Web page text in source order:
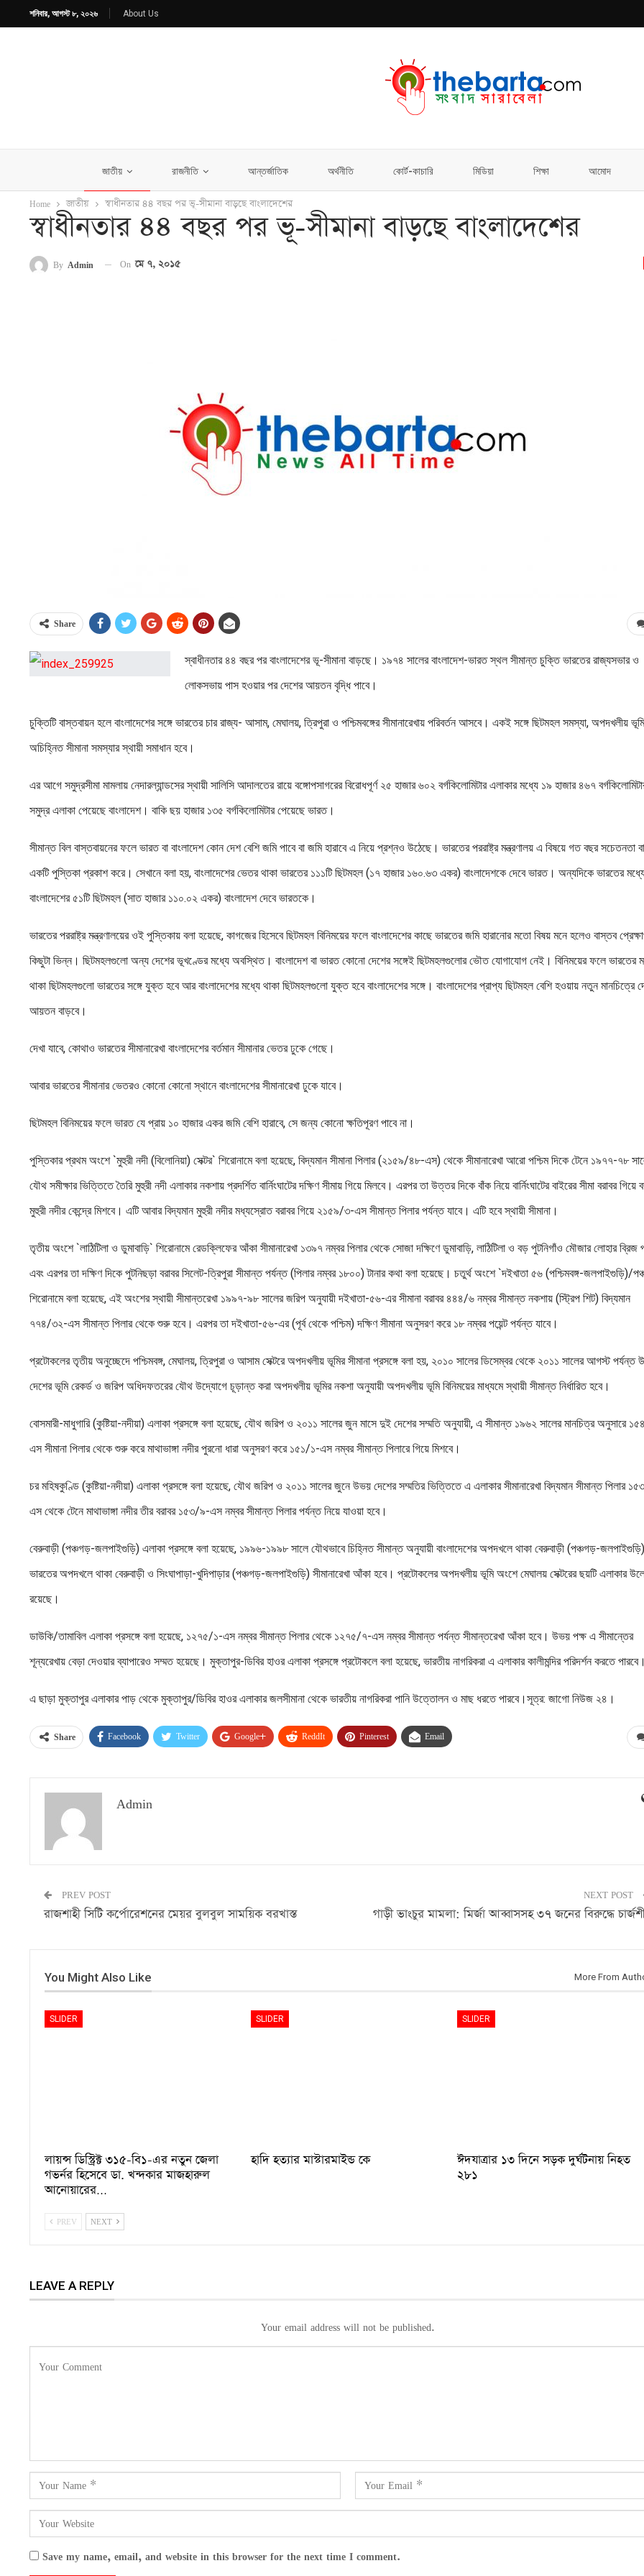
শনিবার, আগস্ট ৮, ২০২৬ About Us
জাতীয় রাজনীতি আন্তর্জাতিক অর্থনীতি কোর্ট-কাচারি মিডিয়া শিক্ষা আমোদ
Home জাতীয় স্বাধীনতার ৪৪ বছর পর ভূ-সীমানা বাড়ছে বাংলাদেশের
স্বাধীনতার ৪৪ বছর পর ভূ-সীমানা বাড়ছে বাংলাদেশের
By Admin On মে ৭, ২০১৫
Share
স্বাধীনতার ৪৪ বছর পর বাংলাদেশের ভূ-সীমানা বাড়ছে। ১৯৭৪ সালের বাংলাদেশ-ভারত স্থল সীমান্ত চুক্তি ভারতের রাজ্যসভার ও
লোকসভায় পাস হওয়ার পর দেশের আয়তন বৃদ্ধি পাবে।
চুক্তিটি বাস্তবায়ন হলে বাংলাদেশের সঙ্গে ভারতের চার রাজ্য- আসাম, মেঘালয়, ত্রিপুরা ও পশ্চিমবঙ্গের সীমানারেখায় পরিবর্তন আসবে। একই সঙ্গে ছিটমহল সমস্যা, অপদখলীয়
অচিহ্নিত সীমানা সমস্যার স্থায়ী সমাধান হবে।
এর আগে সমুদ্রসীমা মামলায় নেদারল্যান্ডসের স্থায়ী সালিসি আদালতের রায়ে বঙ্গোপসাগরের বিরোধপূর্ণ ২৫ হাজার ৬০২ বর্গকিলোমিটার এলাকার মধ্যে ১৯ হাজার ৪৬৭
সমুদ্র এলাকা পেয়েছে বাংলাদেশ। বাকি ছয় হাজার ১৩৫ বর্গকিলোমিটার পেয়েছে ভারত।
সীমান্ত বিল বাস্তবায়নের ফলে ভারত বা বাংলাদেশ কোন দেশ বেশি জমি পাবে বা জমি হারাবে এ নিয়ে প্রশ্নও উঠেছে। ভারতের পররাষ্ট্র মন্ত্রণালয় এ বিষয়ে গত বছর সচেতনতা
একটি পুস্তিকা প্রকাশ করে। সেখানে বলা হয়, বাংলাদেশের ভেতর থাকা ভারতের ১১১টি ছিটমহল (১৭ হাজার ১৬০.৬৩ একর) বাংলাদেশকে দেবে ভারত। অন্যদিকে ভারতের
বাংলাদেশের ৫১টি ছিটমহল (সাত হাজার ১১০.০২ একর) বাংলাদেশ দেবে ভারতকে।
ভারতের পররাষ্ট্র মন্ত্রণালয়ের ওই পুস্তিকায় বলা হয়েছে, কাগজের হিসেবে ছিটমহল বিনিময়ের ফলে বাংলাদেশের কাছে ভারতের জমি হারানোর মতো বিষয় মনে হলেও বাস্তব
কিছুটা ভিন্ন। ছিটমহলগুলো অন্য দেশের ভূখণ্ডের মধ্যে অবস্থিত। বাংলাদেশ বা ভারত কোনো দেশের সঙ্গেই ছিটমহলগুলোর ভৌত যোগাযোগ নেই। বিনিময়ের ফলে ভারতের
থাকা ছিটমহলগুলো ভারতের সঙ্গে যুক্ত হবে আর বাংলাদেশের মধ্যে থাকা ছিটমহলগুলো যুক্ত হবে বাংলাদেশের সঙ্গে। বাংলাদেশের প্রাপ্য ছিটমহল বেশি হওয়ায় নতুন মানচিত্রে
আয়তন বাড়বে।
দেখা যাবে, কোথাও ভারতের সীমানারেখা বাংলাদেশের বর্তমান সীমানার ভেতর ঢুকে গেছে।
আবার ভারতের সীমানার ভেতরও কোনো কোনো স্থানে বাংলাদেশের সীমানারেখা ঢুকে যাবে।
ছিটমহল বিনিময়ের ফলে ভারত যে প্রায় ১০ হাজার একর জমি বেশি হারাবে, সে জন্য কোনো ক্ষতিপূরণ পাবে না।
পুস্তিকার প্রথম অংশে `মুহুরী নদী (বিলোনিয়া) সেক্টর` শিরোনামে বলা হয়েছে, বিদ্যমান সীমানা পিলার (২১৫৯/৪৮-এস) থেকে সীমানারেখা আরো পশ্চিম দিকে টেনে ১৯৭৭-৭৮
যৌথ সমীক্ষার ভিত্তিতে তৈরি মুহুরী নদী এলাকার নকশায় প্রদর্শিত বার্নিংঘাটের দক্ষিণ সীমায় গিয়ে মিলবে। এরপর তা উত্তর দিকে বাঁক নিয়ে বার্নিংঘাটের বাইরের সীমা বরাবর গিয়ে
মুহুরী নদীর কেন্দ্রে মিশবে। এটি আবার বিদ্যমান মুহুরী নদীর মধ্যস্রোত বরাবর গিয়ে ২১৫৯/৩-এস সীমান্ত পিলার পর্যন্ত যাবে। এটি হবে স্থায়ী সীমানা।
তৃতীয় অংশে `লাঠিটিলা ও ডুমাবাড়ি` শিরোনামে রেডক্লিফের আঁকা সীমানারেখা ১৩৯৭ নম্বর পিলার থেকে সোজা দক্ষিণে ডুমাবাড়ি, লাঠিটিলা ও বড় পুটনিগাঁও মৌজার লোহার ব্রিজ
এবং এরপর তা দক্ষিণ দিকে পুটনিছড়া বরাবর সিলেট-ত্রিপুরা সীমান্ত পর্যন্ত (পিলার নম্বর ১৮০০) টানার কথা বলা হয়েছে। চতুর্থ অংশে `দইখাতা ৫৬ (পশ্চিমবঙ্গ-জলপাইগুড়ি)/
শিরোনামে বলা হয়েছে, এই অংশের স্থায়ী সীমান্তরেখা ১৯৯৭-৯৮ সালের জরিপ অনুযায়ী দইখাতা-৫৬-এর সীমানা বরাবর ৪৪৪/৬ নম্বর সীমান্ত নকশায় (স্ট্রিপ শিট) বিদ্যমান
৭৭৪/৩২-এস সীমান্ত পিলার থেকে শুরু হবে। এরপর তা দইখাতা-৫৬-এর (পূর্ব থেকে পশ্চিম) দক্ষিণ সীমানা অনুসরণ করে ১৮ নম্বর পয়েন্ট পর্যন্ত যাবে।
প্রটোকলের তৃতীয় অনুচ্ছেদে পশ্চিমবঙ্গ, মেঘালয়, ত্রিপুরা ও আসাম সেক্টরে অপদখলীয় ভূমির সীমানা প্রসঙ্গে বলা হয়, ২০১০ সালের ডিসেম্বর থেকে ২০১১ সালের আগস্ট পর্যন্ত
দেশের ভূমি রেকর্ড ও জরিপ অধিদফতরের যৌথ উদ্যোগে চূড়ান্ত করা অপদখলীয় ভূমির নকশা অনুযায়ী অপদখলীয় ভূমি বিনিময়ের মাধ্যমে স্থায়ী সীমান্ত নির্ধারিত হবে।
বোসমারী-মাধুগারি (কুষ্টিয়া-নদীয়া) এলাকা প্রসঙ্গে বলা হয়েছে, যৌথ জরিপ ও ২০১১ সালের জুন মাসে দুই দেশের সম্মতি অনুযায়ী, এ সীমান্ত ১৯৬২ সালের মানচিত্র অনুসারে
এস সীমানা পিলার থেকে শুরু করে মাথাভাঙ্গা নদীর পুরনো ধারা অনুসরণ করে ১৫১/১-এস নম্বর সীমান্ত পিলারে গিয়ে মিশবে।
চর মহিষকুণ্ডি (কুষ্টিয়া-নদীয়া) এলাকা প্রসঙ্গে বলা হয়েছে, যৌথ জরিপ ও ২০১১ সালের জুনে উভয় দেশের সম্মতির ভিত্তিতে এ এলাকার সীমানারেখা বিদ্যমান সীমান্ত পিলার
এস থেকে টেনে মাথাভাঙ্গা নদীর তীর বরাবর ১৫৩/৯-এস নম্বর সীমান্ত পিলার পর্যন্ত নিয়ে যাওয়া হবে।
বেরুবাড়ী (পঞ্চগড়-জলপাইগুড়ি) এলাকা প্রসঙ্গে বলা হয়েছে, ১৯৯৬-১৯৯৮ সালে যৌথভাবে চিহ্নিত সীমান্ত অনুযায়ী বাংলাদেশের অপদখলে থাকা বেরুবাড়ী (পঞ্চগড়-
ভারতের অপদখলে থাকা বেরুবাড়ী ও সিংঘাপাড়া-খুদিপাড়ার (পঞ্চগড়-জলপাইগুড়ি) সীমানারেখা আঁকা হবে। প্রটোকলের অপদখলীয় ভূমি অংশে মেঘালয় সেক্টরের ছয়টি এলাকার
রয়েছে।
ডাউকি/তামাবিল এলাকা প্রসঙ্গে বলা হয়েছে, ১২৭৫/১-এস নম্বর সীমান্ত পিলার থেকে ১২৭৫/৭-এস নম্বর সীমান্ত পর্যন্ত সীমান্তরেখা আঁকা হবে। উভয় পক্ষ এ সীমান্তের
শূন্যরেখায় বেড়া দেওয়ার ব্যাপারেও সম্মত হয়েছে। মুক্তাপুর-ডিবির হাওর এলাকা প্রসঙ্গে প্রটোকলে বলা হয়েছে, ভারতীয় নাগরিকরা এ এলাকার কালীমন্দির পরিদর্শন করতে পারবে।
এ ছাড়া মুক্তাপুর এলাকার পাড় থেকে মুক্তাপুর/ডিবির হাওর এলাকার জলসীমানা থেকে ভারতীয় নাগরিকরা পানি উত্তোলন ও মাছ ধরতে পারবে।সূত্র: জাগো নিউজ ২৪।
Share Facebook Twitter Google+ ReddIt Pinterest Email
Admin
PREV POST
রাজশাহী সিটি কর্পোরেশনের মেয়র বুলবুল সাময়িক বরখাস্ত
NEXT POST
গাড়ী ভাংচুর মামলা: মির্জা আব্বাসসহ ৩৭ জনের বিরুদ্ধে
You Might Also Like More From
SLIDER
লায়ন্স ডিস্ট্রিক্ট ৩১৫-বি১-এর নতুন জেলা
গভর্নর হিসেবে ডা. খন্দকার মাজহারুল
আনোয়ারের…
SLIDER
হাদি হত্যার মাস্টারমাইন্ড কে
SLIDER
ঈদযাত্রার ১৩ দিনে সড়ক দুর্ঘটনায় নিহত
২৮১
PREV NEXT
LEAVE A REPLY
Your email address will not be published.
Save my name, email, and website in this browser for the next time I comment.